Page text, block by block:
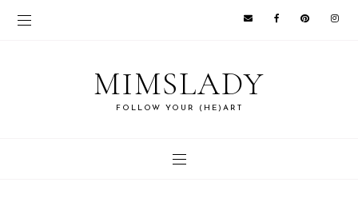
MIMSLADY
FOLLOW YOUR (HE)ART